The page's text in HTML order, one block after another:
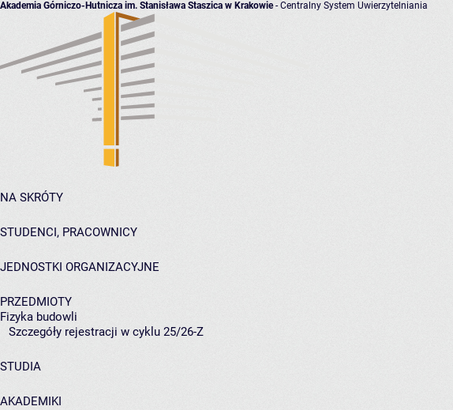
Akademia Górniczo-Hutnicza im. Stanisława Staszica w Krakowie- Centralny System Uwierzytelniania
NA SKRÓTY
STUDENCI, PRACOWNICY
JEDNOSTKI ORGANIZACYJNE
PRZEDMIOTY
Fizyka budowli
Szczegóły rejestracji w cyklu 25/26-Z
STUDIA
AKADEMIKI